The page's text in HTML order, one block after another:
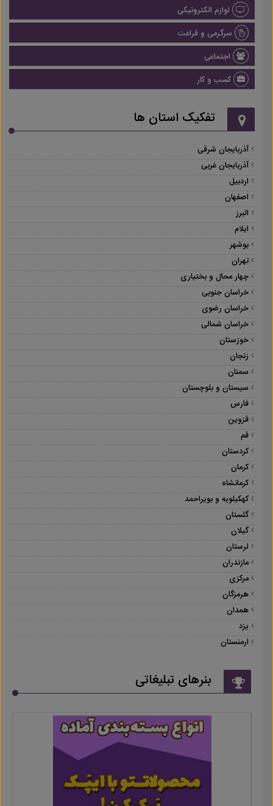
لوازم الکترونیکی
سرگرمی و فراغت
اجتماعی
کسب و کار
تفکیک استان ها
آذربایجان شرقی
آذربایجان غربی
اردبیل
اصفهان
البرز
ایلام
بوشهر
تهران
چهار محال و بختیاری
خراسان جنوبی
خراسان رضوی
خراسان شمالی
خوزستان
زنجان
سمنان
سیستان و بلوچستان
فارس
قزوین
قم
کردستان
کرمان
کرمانشاه
کهکیلویه و بویراحمد
گلستان
گیلان
لرستان
مازندران
مرکزی
هرمزگان
همدان
یزد
ارمنستان
بنرهای تبلیغاتی